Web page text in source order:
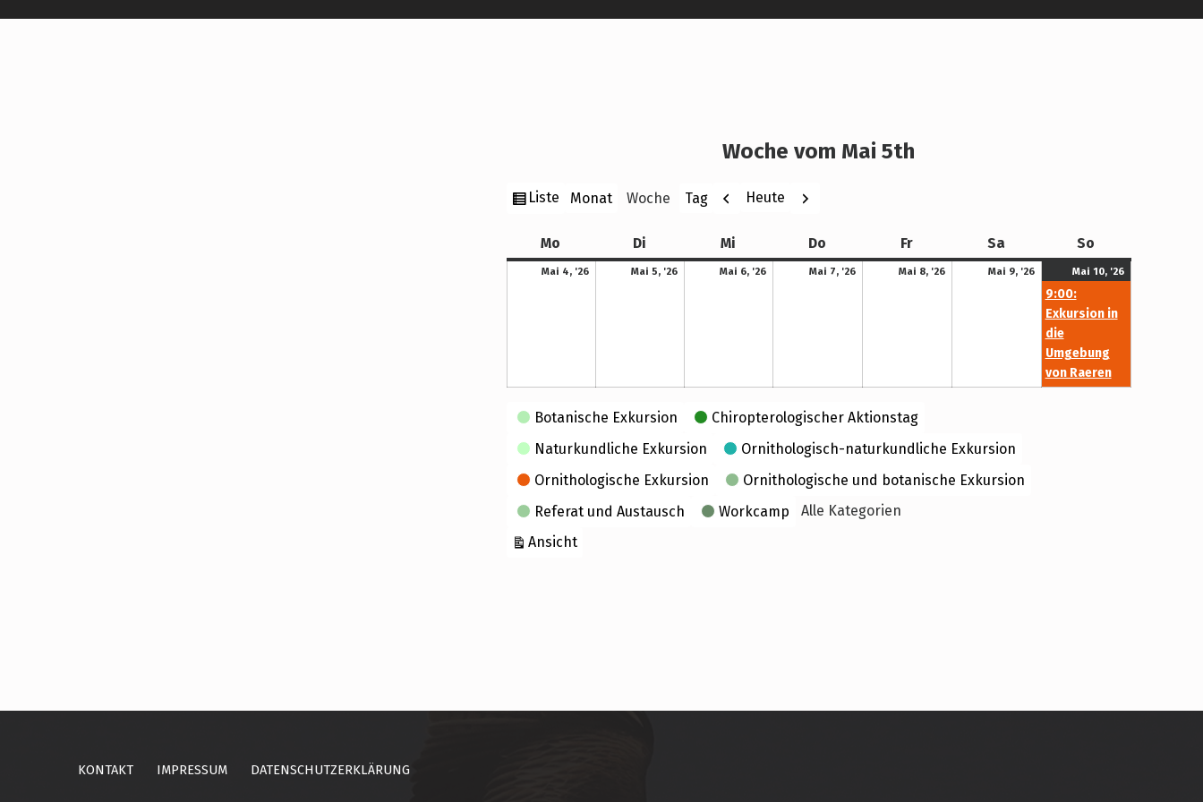
Woche vom Mai 5th
Ansicht
Liste Monat Woche Tag Zurück
Heute Weiter
Mo Di Mi Do Fr Sa So
Mai 4, '26
4. Mai 2026
Mai 5, '26
5. Mai 2026
Mai 6, '26
6. Mai 2026
Mai 7, '26
7. Mai 2026
Mai 8, '26
8. Mai 2026
Mai 9, '26
9. Mai 2026
Mai 10, '26
10. Mai 2026
(1
9:00:
Exkursion in
die
Umgebung
von Raeren
Kategorien
Botanische Exkursion
Chiropterologischer Aktionstag
Naturkundliche Exkursion
Ornithologisch-naturkundliche Exkursion
Ornithologische Exkursion
Ornithologische und botanische Exkursion
Referat und Austausch
Workcamp
Alle Kategorien
Ansichtausdrucken
KONTAKT IMPRESSUM DATENSCHUTZERKLÄRUNG